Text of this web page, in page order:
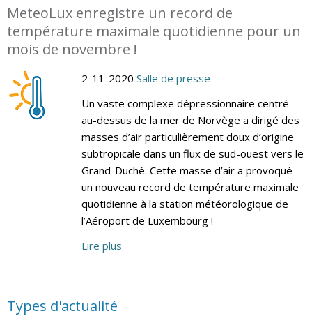
MeteoLux enregistre un record de
température maximale quotidienne pour un
mois de novembre !
2-11-2020 Salle de presse
Un vaste complexe dépressionnaire centré
au-dessus de la mer de Norvège a dirigé des
masses d’air particulièrement doux d’origine
subtropicale dans un flux de sud-ouest vers le
Grand-Duché. Cette masse d’air a provoqué
un nouveau record de température maximale
quotidienne à la station météorologique de
l’Aéroport de Luxembourg !
Lire plus
Types d'actualité